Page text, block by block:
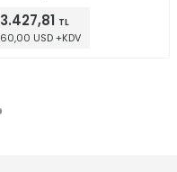
3.427,81 TL
60,00 USD +KDV